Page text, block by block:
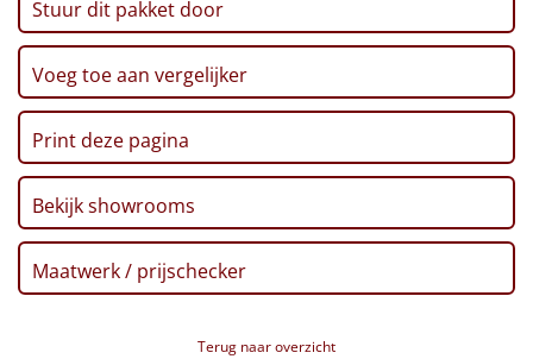
Artikel
Hitster NIEUW
Pizzarette
Tas
Wake up light
NIEUW
Kerstkaart
Voucher Ponycity
Voucher Fletcher hotel
Verpakt in een feestelijke kerstdoos
Stuur dit pakket door
Voeg toe aan vergelijker
Print deze pagina
Bekijk showrooms
Maatwerk / prijschecker
Terug naar overzicht